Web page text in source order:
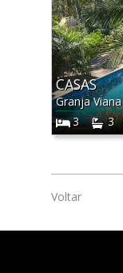
CASAS
Granja
3
3
Voltar